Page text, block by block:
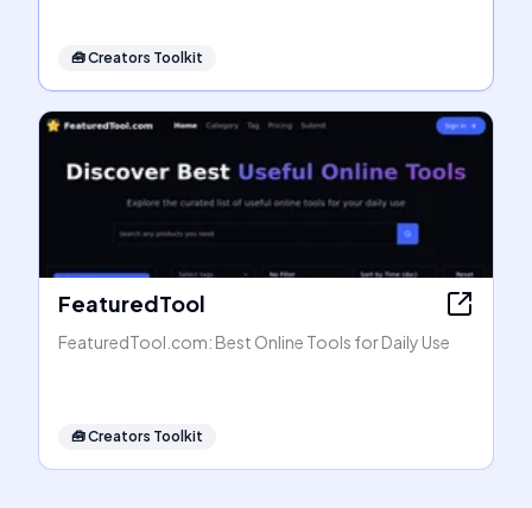
🧰Creators Toolkit
FeaturedTool
FeaturedTool.com: Best Online Tools for Daily Use
🧰Creators Toolkit